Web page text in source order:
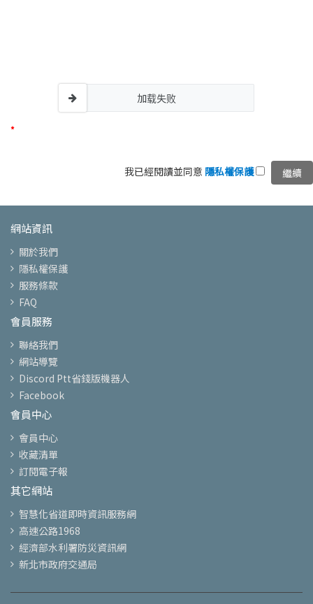
加载失败
我已經閱讀並同意 隱私權保護
網站資訊
關於我們
隱私權保護
服務條款
FAQ
會員服務
聯絡我們
網站導覽
Discord Ptt省錢版機器人
Facebook
會員中心
會員中心
收藏清單
訂閱電子報
其它網站
智慧化省道即時資訊服務網
高速公路1968
經濟部水利署防災資訊網
新北市政府交通局